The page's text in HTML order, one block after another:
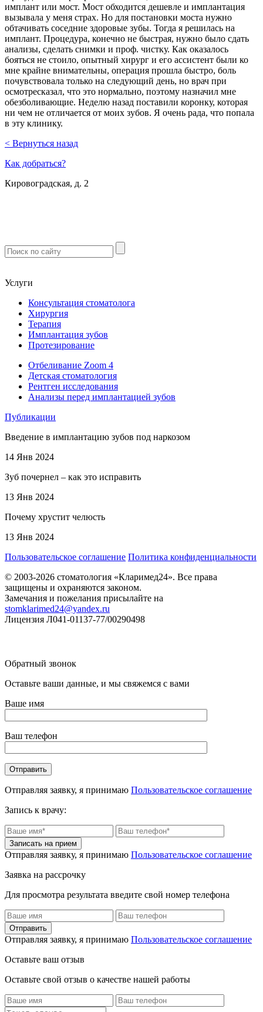
имплант или мост. Мост обходится дешевле и имплантация
вызывала у меня страх. Но для постановки моста нужно
обтачивать соседние здоровые зубы. Тогда я решилась на
имплант. Процедура, конечно не быстрая, нужно было сдать
анализы, сделать снимки и проф. чистку. Как оказалось
бояться не стоило, опытный хирург и его ассистент были ко
мне крайне внимательны, операция прошла быстро, боль
почувствовала только на следующий день, но врач при
осмотресказал, что это нормально, поэтому назначил мне
обезболивающие. Неделю назад поставили коронку, которая
ни чем не отличается от моих зубов. Я очень рада, что попала
в эту клинику.
< Вернуться назад
Как добраться?
Кировоградская, д. 2
Услуги
Консультация стоматолога
Хирургия
Терапия
Имплантация зубов
Протезирование
Отбеливание Zoom 4
Детская стоматология
Рентген исследования
Анализы перед имплантацией зубов
Публикации
Введение в имплантацию зубов под наркозом
14 Янв 2024
Зуб почернел – как это исправить
13 Янв 2024
Почему хрустит челюсть
13 Янв 2024
Пользовательское соглашение Политика конфиденциальности
© 2003-2026 стоматология «Кларимед24». Все права
защищены и охраняются законом.
Замечания и пожелания присылайте на
stomklarimed24@yandex.ru
Лицензия Л041-01137-77/00290498
Обратный звонок
Оставьте ваши данные, и мы свяжемся с вами
Ваше имя
Ваш телефон
Отправляя заявку, я принимаю Пользовательское соглашение
Запись к врачу:
Отправляя заявку, я принимаю Пользовательское соглашение
Заявка на рассрочку
Для просмотра результата введите свой номер телефона
Отправляя заявку, я принимаю Пользовательское соглашение
Оставьте ваш отзыв
Оставьте свой отзыв о качестве нашей работы